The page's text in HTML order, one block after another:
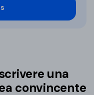
una
convincente